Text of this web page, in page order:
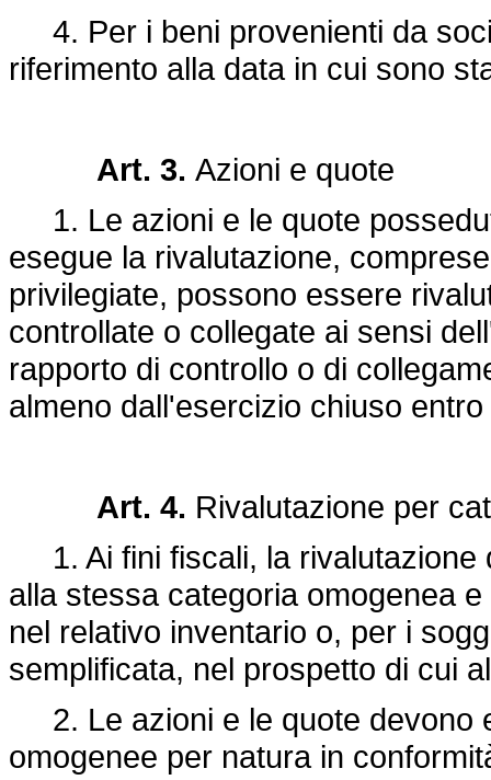
4. Per i beni provenienti da
riferimento alla data in cui sono
Art. 3. Azioni e quote
1. Le azioni e le quote
esegue la rivalutazione,
privilegiate, possono essere
controllate o collegate ai sensi
rapporto di controllo o di
almeno dall'esercizio chiuso
Art. 4. Rivalutazione per
1. Ai fini fiscali, la rivalutazione
alla stessa categoria omogenea
nel relativo inventario o, per i
semplificata, nel prospetto di cui
2. Le azioni e le quote devono
omogenee per natura in